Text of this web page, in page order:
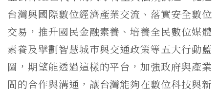
台灣與國際數位經濟產業交流、落實安全數位
交易，推升國民金融素養、培養全民數位媒體
素養及擘劃智慧城市與交通政策等五大行動藍
圖，期望能透過這樣的平台，加強政府與產業
間的合作與溝通，讓台灣能夠在數位科技與新